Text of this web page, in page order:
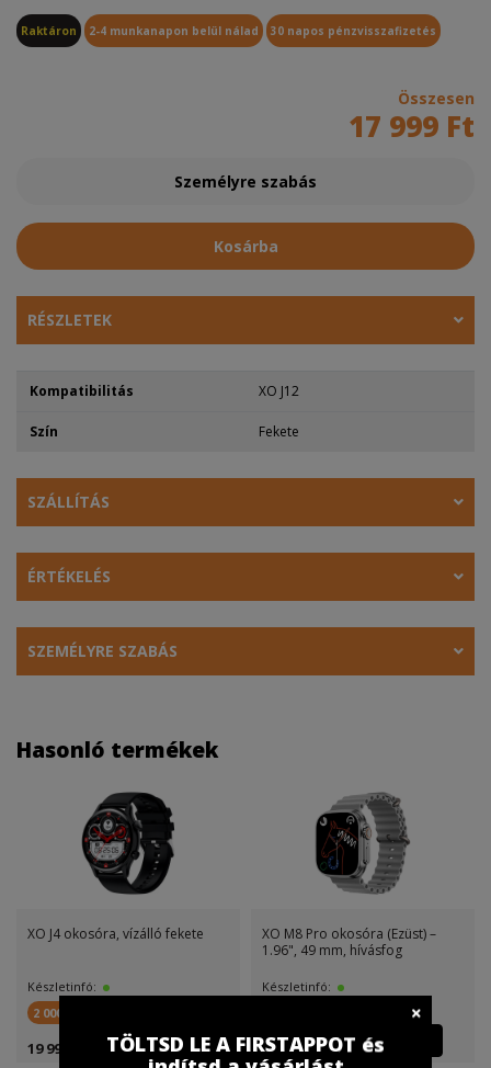
Raktáron 2-4 munkanapon belül nálad 30 napos pénzvisszafizetés
Összesen
17 999 Ft
Személyre szabás
Kosárba
RÉSZLETEK
Kompatibilitás XO J12
Szín Fekete
SZÁLLÍTÁS
ÉRTÉKELÉS
SZEMÉLYRE SZABÁS
Hasonló termékek
XO J4 okosóra, vízálló fekete
Készletinfó:
2 000 FirstPont
19 999 Ft
XO M8 Pro okosóra (Ezüst) –
1.96", 49 mm, hívásfog
Készletinfó:
19 999 Ft
TÖLTSD LE A FIRSTAPPOT és